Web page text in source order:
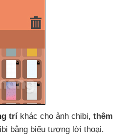
trí khác cho ảnh chibi, thêm
bằng biểu tượng lời thoại.